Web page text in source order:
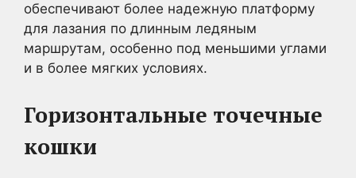
обеспечивают более надежную платформу
для лазания по длинным ледяным
маршрутам, особенно под меньшими углами
и в более мягких условиях.
Горизонтальные точечные
кошки